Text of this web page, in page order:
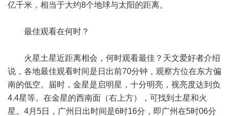
亿千米，相当于大约8个地球与太阳的距离。
最佳观看在何时？
火星土星近距离相会，何时观看最佳？天文爱好者介绍
说，各地最佳观看时间是日出前70分钟，观察方位在东方偏
南的低空。届时，金星是启明星，十分明亮，视亮度达到负
4.4星等。在金星的西南面（右上方），可找到土星和火
星。4月5日，广州日出时间是6时16分，即广州在5时06分